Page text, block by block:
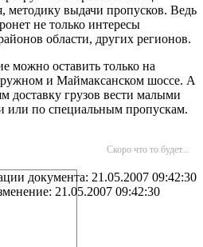
методику выдачи пропусков. Ведь
не только интересы
области, других регионов.
можно оставить только на
и Маймаксанском шоссе. А
доставку грузов вести малыми
или по специальным пропускам.
Скоро что то будет...
документа: 21.05.2007 09:42:30
21.05.2007 09:42:30